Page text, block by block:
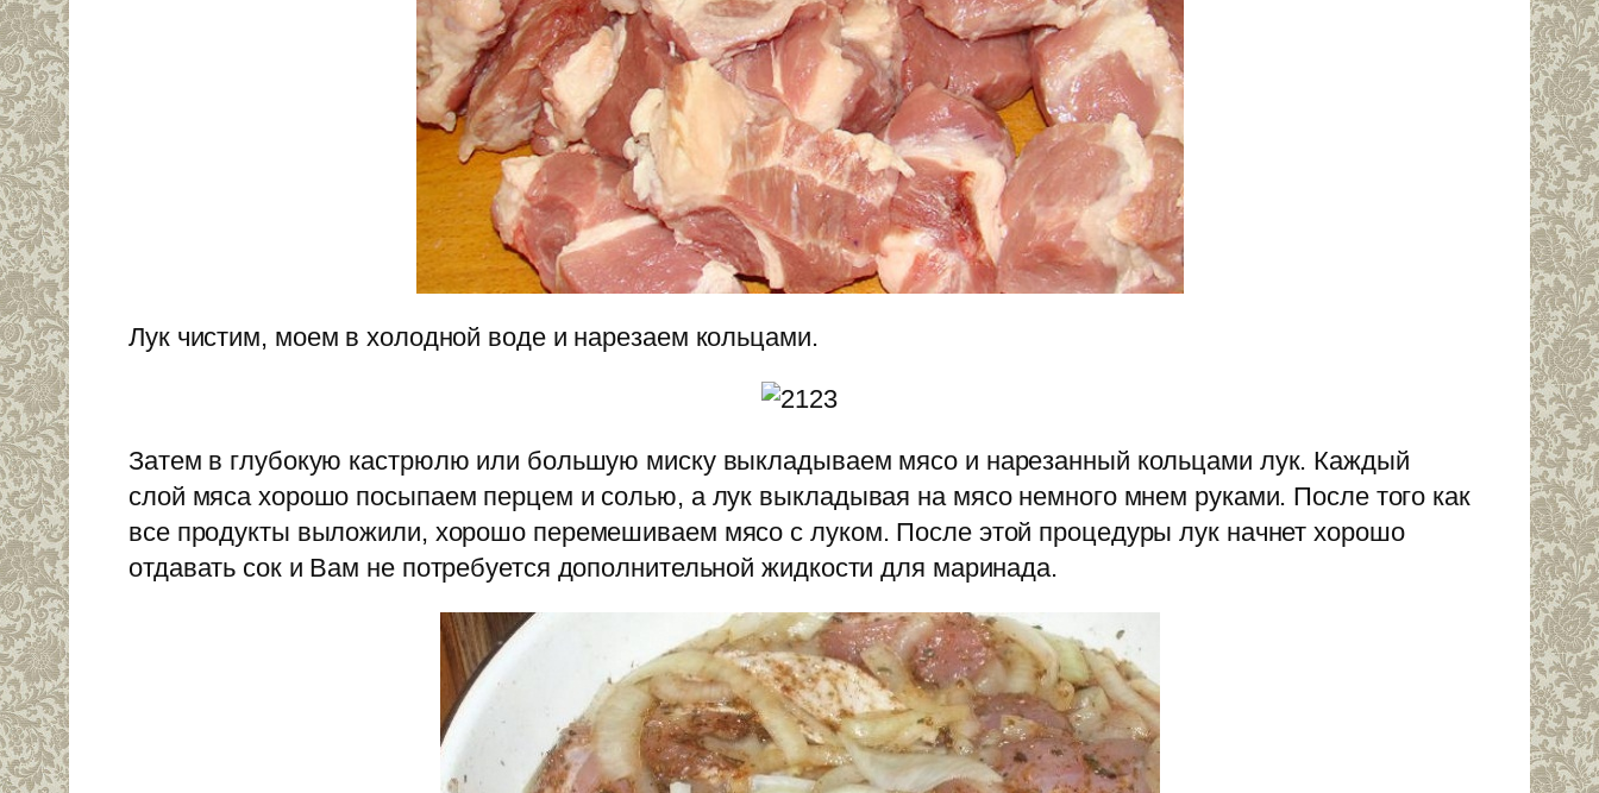
Лук чистим, моем в холодной воде и нарезаем кольцами.
Затем в глубокую кастрюлю или большую миску выкладываем мясо и нарезанный кольцами лук. Каждый
слой мяса хорошо посыпаем перцем и солью, а лук выкладывая на мясо немного мнем руками. После того как
все продукты выложили, хорошо перемешиваем мясо с луком. После этой процедуры лук начнет хорошо
отдавать сок и Вам не потребуется дополнительной жидкости для маринада.